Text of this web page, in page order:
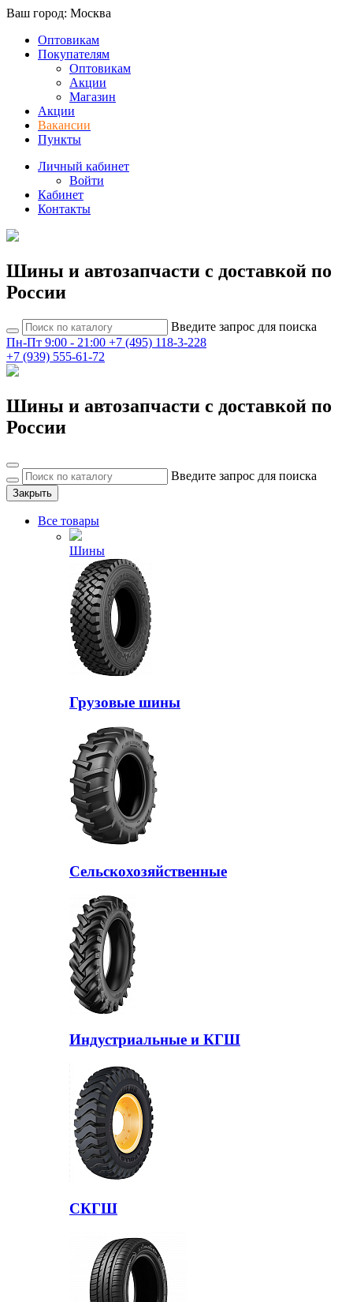
Ваш город: Москва
Оптовикам
Покупателям
Оптовикам
Акции
Магазин
Акции
Вакансии
Пункты
Личный кабинет
Войти
Кабинет
Контакты
Шины и автозапчасти с доставкой по
России
Введите запрос для поиска
Пн-Пт 9:00 - 21:00 +7 (495) 118-3-228
+7 (939) 555-61-72
Шины и автозапчасти с доставкой по
России
Введите запрос для поиска
Закрыть
Все товары
Шины
Грузовые шины
Сельскохозяйственные
Индустриальные и КГШ
СКГШ